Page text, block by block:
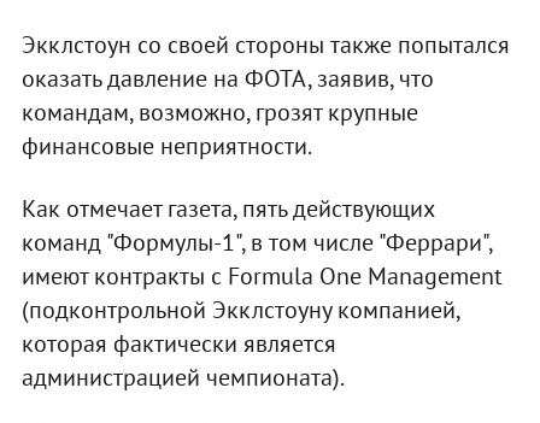
Экклстоун со своей стороны также попытался
оказать давление на ФОТА, заявив, что
командам, возможно, грозят крупные
финансовые неприятности.
Как отмечает газета, пять действующих
команд "Формулы-1", в том числе "Феррари",
имеют контракты с Formula One Management
(подконтрольной Экклстоуну компанией,
которая фактически является
администрацией чемпионата).